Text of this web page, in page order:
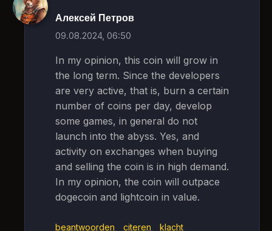
Алексей Петров
09.08.2024, 06:50
In my opinion, this coin will grow in
the long term. Since the developers
are very active, that is, burn a certain
number of coins per day, develop
some games, in general do not
launch into the abyss. Yes, and
activity on exchanges when buying
and selling the coin is in high demand.
In my opinion, the coin will outpace
dogecoin and lightcoin in value.
beantwoorden citeren klacht